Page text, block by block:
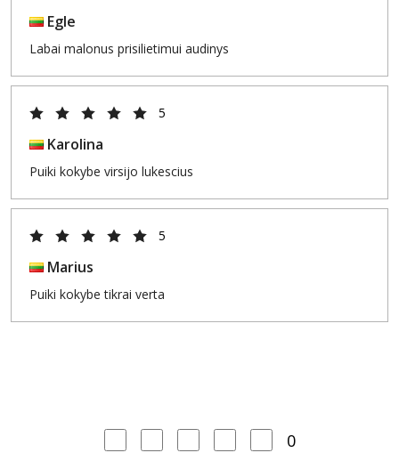
Egle
Labai malonus prisilietimui audinys
5
Karolina
Puiki kokybe virsijo lukescius
5
Marius
Puiki kokybe tikrai verta
0